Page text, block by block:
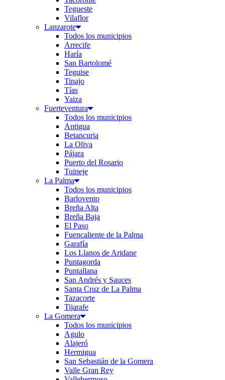
Tegueste
Vilaflor
Lanzarote
Todos los municipios
Arrecife
Haría
San Bartolomé
Teguise
Tinajo
Tías
Yaiza
Fuerteventura
Todos los municipios
Antigua
Betancuria
La Oliva
Pájara
Puerto del Rosario
Tuineje
La Palma
Todos los municipios
Barlovento
Breña Alta
Breña Baja
El Paso
Fuencaliente de la Palma
Garafía
Los Llanos de Aridane
Puntagorda
Puntallana
San Andrés y Sauces
Santa Cruz de La Palma
Tazacorte
Tijarafe
La Gomera
Todos los municipios
Agulo
Alajeró
Hermigua
San Sebastián de la Gomera
Valle Gran Rey